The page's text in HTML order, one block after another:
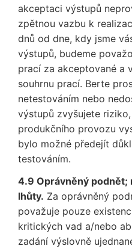
akceptaci výstupů
zpětnou vazbu k
dnů od dne, kdy jsme
výstupů, budeme
prací za akceptované a
souhrnu prací. Berte
netestováním nebo
výstupů zvyšujete
produkčního provozu
bylo možné předejít
testováním.
4.9 Oprávněný podnět;
lhůty. Za oprávněný
považuje pouze
kritických vad a/nebo
zadání výslovně